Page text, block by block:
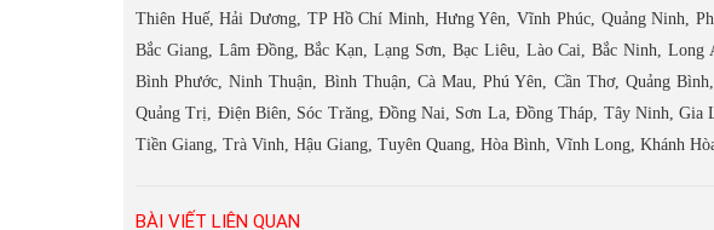
Thiên Huế, Hải Dương, TP Hồ Chí Minh, Hưng Yên, Vĩnh Phúc, Quảng Ninh,
Bắc Giang, Lâm Đồng, Bắc Kạn, Lạng Sơn, Bạc Liêu, Lào Cai, Bắc Ninh,
Bình Phước, Ninh Thuận, Bình Thuận, Cà Mau, Phú Yên, Cần Thơ, Quảng
Quảng Trị, Điện Biên, Sóc Trăng, Đồng Nai, Sơn La, Đồng Tháp, Tây Ninh, Gia
Tiền Giang, Trà Vinh, Hậu Giang, Tuyên Quang, Hòa Bình, Vĩnh Long, Khánh
BÀI VIẾT LIÊN QUAN